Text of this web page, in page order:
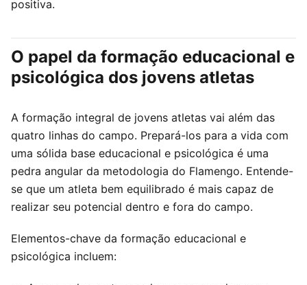
positiva.
O papel da formação educacional e
psicológica dos jovens atletas
A formação integral de jovens atletas vai além das
quatro linhas do campo. Prepará-los para a vida com
uma sólida base educacional e psicológica é uma
pedra angular da metodologia do Flamengo. Entende-
se que um atleta bem equilibrado é mais capaz de
realizar seu potencial dentro e fora do campo.
Elementos-chave da formação educacional e
psicológica incluem: